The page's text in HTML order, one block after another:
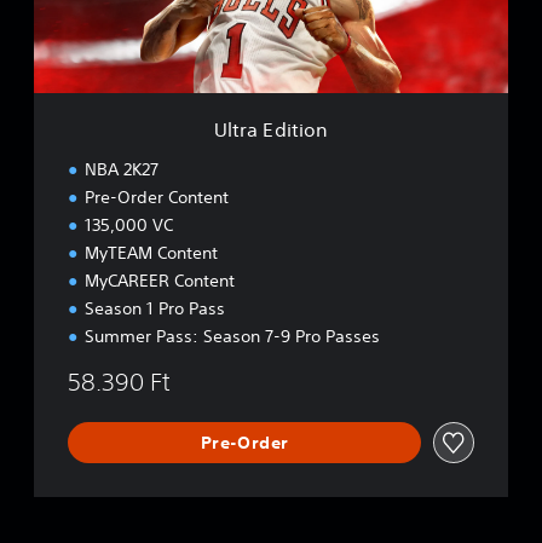
i
o
n
Ultra Edition
NBA 2K27
Pre-Order Content
135,000 VC
MyTEAM Content
MyCAREER Content
Season 1 Pro Pass
Summer Pass: Season 7-9 Pro Passes
58.390 Ft
Pre-Order